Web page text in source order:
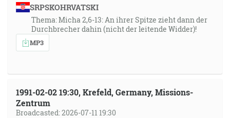
SRPSKOHRVATSKI
Thema: Micha 2,6-13: An ihrer Spitze zieht dann der
Durchbrecher dahin (nicht der leitende Widder)!
MP3
1991-02-02 19:30, Krefeld, Germany, Missions-
Zentrum
Broadcasted: 2026-07-11 19:30